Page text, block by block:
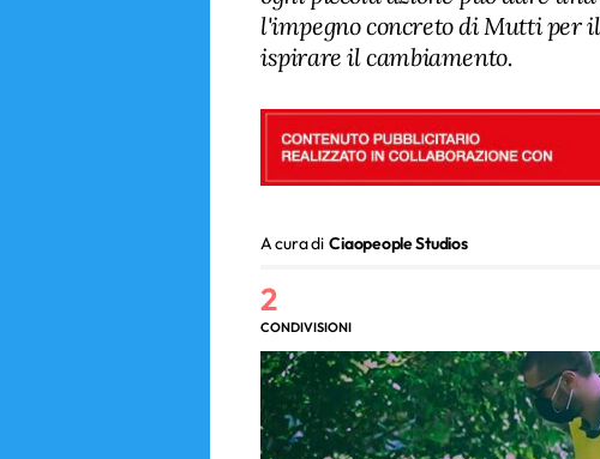
l'impegno concreto di Mutti per
ispirare il cambiamento.
A cura di Ciaopeople Studios
2
CONDIVISIONI